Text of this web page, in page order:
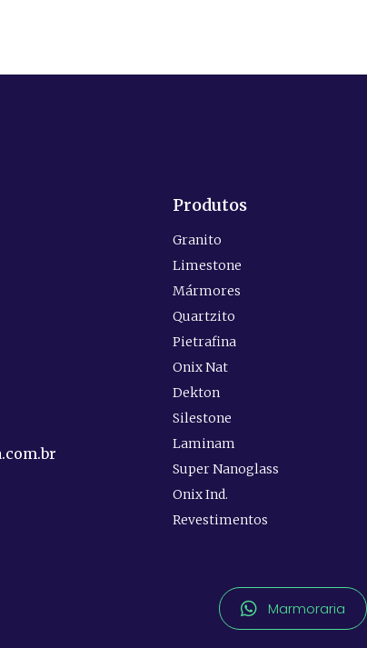
Produtos
Granito
Limestone
Mármores
Quartzito
Pietrafina
Onix Nat
Dekton
Silestone
Laminam
Super Nanoglass
Onix Ind.
Revestimentos
Marmoraria